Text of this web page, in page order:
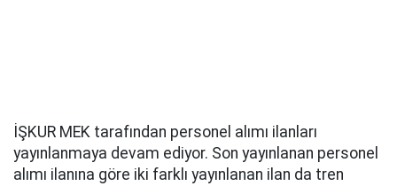
İŞKUR MEK tarafından personel alımı ilanları
yayınlanmaya devam ediyor. Son yayınlanan personel
alımı ilanına göre iki farklı yayınlanan ilan da tren